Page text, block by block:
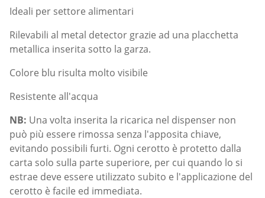
Ideali per settore alimentari
Rilevabili al metal detector grazie ad una placchetta
metallica inserita sotto la garza.
Colore blu risulta molto visibile
Resistente all'acqua
NB: Una volta inserita la ricarica nel dispenser non
può più essere rimossa senza l'apposita chiave,
evitando possibili furti. Ogni cerotto è protetto dalla
carta solo sulla parte superiore, per cui quando lo si
estrae deve essere utilizzato subito e l'applicazione del
cerotto è facile ed immediata.